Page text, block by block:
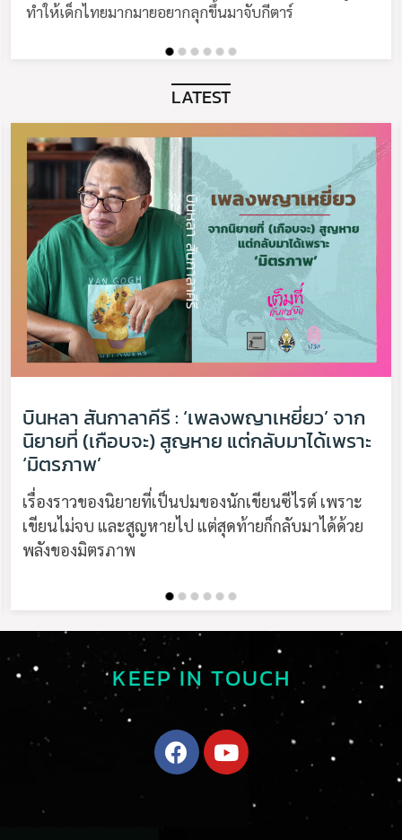
ทำให้เด็กไทยมากมายอยากลุกขึ้นมาจับกีตาร์
LATEST
บินหลา สันกาลาคีรี : ‘เพลงพญาเหยี่ยว’ จาก
นิยายที่ (เกือบจะ) สูญหาย แต่กลับมาได้เพราะ
‘มิตรภาพ’
เรื่องราวของนิยายที่เป็นปมของนักเขียนซีไรต์ เพราะ
เขียนไม่จบ และสูญหายไป แต่สุดท้ายก็กลับมาได้ด้วย
พลังของมิตรภาพ
KEEP IN TOUCH